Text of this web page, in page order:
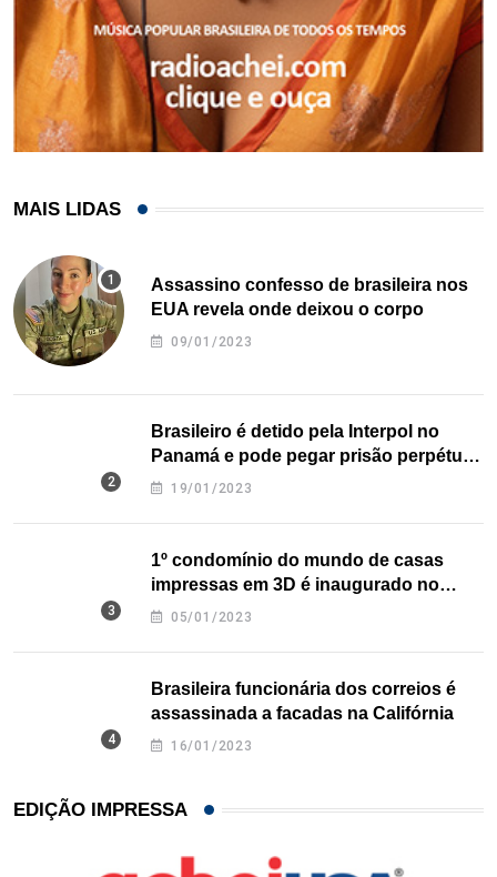
MAIS LIDAS
Assassino confesso de brasileira nos
EUA revela onde deixou o corpo
09/01/2023
Brasileiro é detido pela Interpol no
Panamá e pode pegar prisão perpétua
nos EUA
19/01/2023
1º condomínio do mundo de casas
impressas em 3D é inaugurado no
Texas
05/01/2023
Brasileira funcionária dos correios é
assassinada a facadas na Califórnia
16/01/2023
EDIÇÃO IMPRESSA